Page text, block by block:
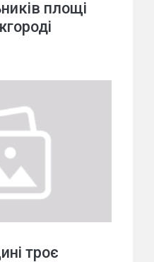
площі
троє